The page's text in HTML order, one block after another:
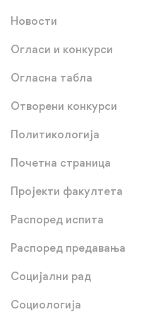
Новости
Огласи и конкурси
Огласна табла
Отворени конкурси
Политикологија
Почетна страница
Пројекти факултета
Распоред испита
Распоред предавања
Социјални рад
Социологија